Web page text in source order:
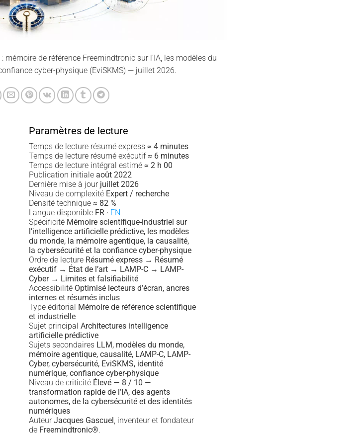
: mémoire de référence Freemindtronic sur l’IA, les modèles du
cyber-physique (EviSKMS) — juillet 2026.
Paramètres de lecture
Temps de lecture résumé express ≈ 4 minutes
Temps de lecture résumé exécutif≈ 6 minutes
Temps de lecture intégral estimé ≈ 2 h 00
Publication initiale août 2022
Dernière mise à jour juillet 2026
Niveau de complexité Expert / recherche
Densité technique ≈ 82 %
Langue disponible FR · EN
Spécificité Mémoire scientifique-industriel sur
l’intelligence artificielle prédictive, les modèles
du monde, la mémoire agentique, la causalité,
la cybersécurité et la confiance cyber-physique
Ordre de lecture Résumé express → Résumé
exécutif → État de l’art → LAMP-C → LAMP-
Cyber → Limites et falsifiabilité
Accessibilité Optimisé lecteurs d’écran, ancres
internes et résumés inclus
Type éditorial Mémoire de référence scientifique
et industrielle
Sujet principal Architectures intelligence
artificielle prédictive
Sujets secondaires LLM, modèles du monde,
mémoire agentique, causalité, LAMP-C, LAMP-
Cyber, cybersécurité, EviSKMS, identité
numérique, confiance cyber-physique
Niveau de criticité Élevé — 8 / 10 —
transformation rapide de l’IA, des agents
autonomes, de la cybersécurité et des identités
numériques
AuteurJacques Gascuel, inventeur et fondateur
de Freemindtronic®.